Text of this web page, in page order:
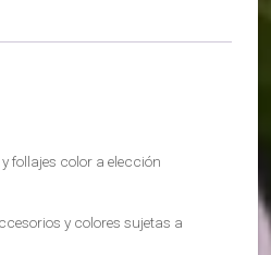
follajes color a elección
y colores sujetas a